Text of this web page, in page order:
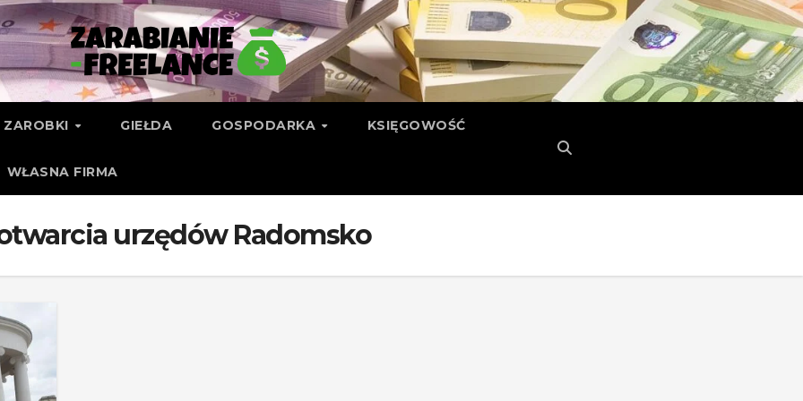
ZAROBKI GIEŁDA GOSPODARKA KSIĘGOWOŚĆ
WŁASNA FIRMA
urzędów Radomsko